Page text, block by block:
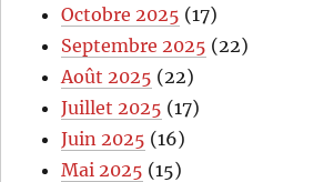
Octobre 2025 (17)
Septembre 2025 (22)
Août 2025 (22)
Juillet 2025 (17)
Juin 2025 (16)
Mai 2025 (15)